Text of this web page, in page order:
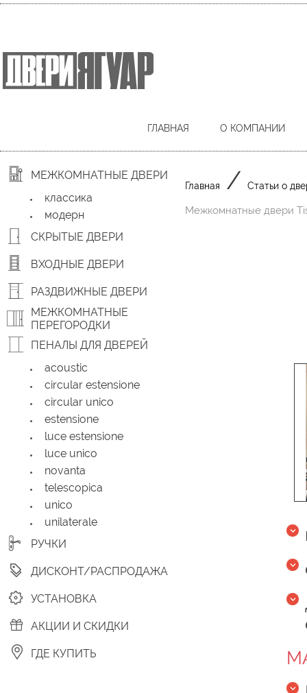
ГЛАВНАЯ О КОМПАНИИ
МЕЖКОМНАТНЫЕ ДВЕРИ
классика
модерн
СКРЫТЫЕ ДВЕРИ
ВХОДНЫЕ ДВЕРИ
РАЗДВИЖНЫЕ ДВЕРИ
МЕЖКОМНАТНЫЕ
ПЕРЕГОРОДКИ
ПЕНАЛЫ ДЛЯ ДВЕРЕЙ
acoustic
circular estensione
circular unico
estensione
luce estensione
luce unico
novanta
telescopica
unico
unilaterale
РУЧКИ
ДИСКОНТ/РАСПРОДАЖА
УСТАНОВКА
АКЦИИ И СКИДКИ
ГДЕ КУПИТЬ
Главная / Статьи о
Межкомнатные двери